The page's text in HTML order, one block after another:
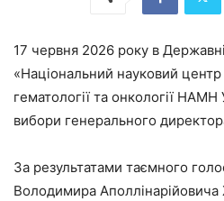
17 червня 2026 року в
«Національний науковий
гематології та онкології НАМН
вибори генерального
За результатами таємного
Володимира Аполлінарійовича